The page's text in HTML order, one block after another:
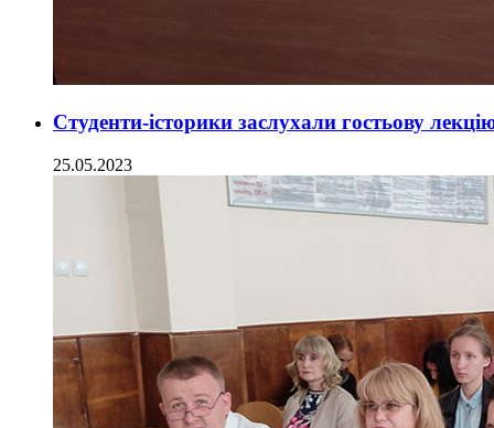
Студенти-історики заслухали гостьову
25.05.2023